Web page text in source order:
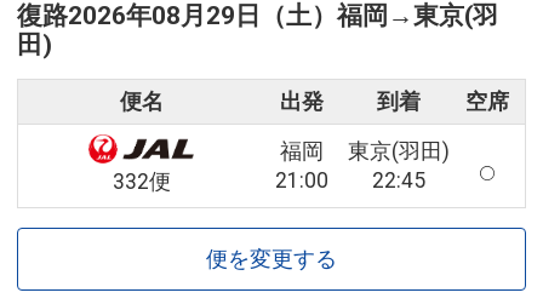
復路2026年08月29日（土）福岡 →東京(羽
田)
便名 出発 到着 空席
332便
福岡
21:00
東京(羽田)
22:45
便を変更する